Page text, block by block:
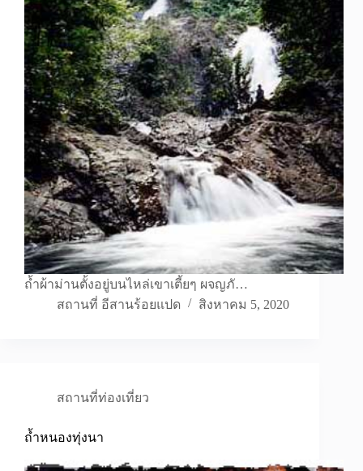
ถ้ำผ้าม่านตั้งอยู่บนไหล่เขาเตี้ยๆ ผจญภั…
สถานที่ อีสานร้อยแปด
สิงหาคม 5, 2020
สถานที่ท่องเที่ยว
ถ้ำหนองทุ่งนา